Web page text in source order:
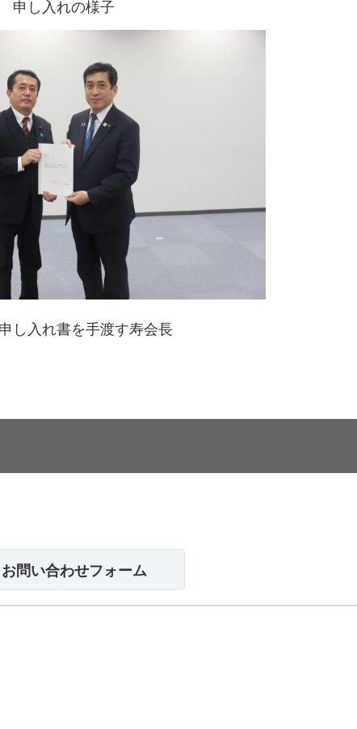
申し入れの様子
し入れ書を手渡す寿会長